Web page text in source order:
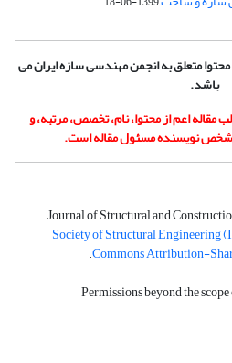
متعلق به انجمن مهندسی سازه ایران می
باشد.
اعم از محتوا، نام، تخصص، مرتبه، و
شخص نویسنده مسئول مقاله است.
Journal of Structural and
Society of Structural Engineering
Commons Attribution-
.
Permissions beyond the